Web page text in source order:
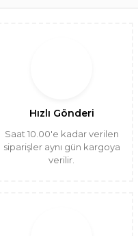
Hızlı Gönderi
Saat 10.00'e kadar verilen
siparişler aynı gün kargoya
verilir.